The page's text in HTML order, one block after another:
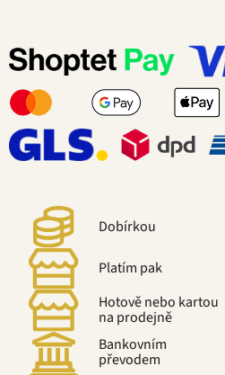
Dobírkou
Platím pak
Hotově nebo kartou
na prodejně
Bankovním
převodem